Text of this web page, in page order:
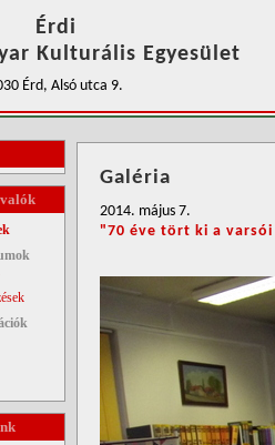
Érdi
Kulturális Egyesület
Érd, Alsó utca 9.
Galéria
2014. május 7.
"70 éve tört ki a varsói